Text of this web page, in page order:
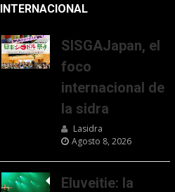
INTERNACIONAL
SISGAJapan, el
foco
internacional de
la sidra
Lasidra
Agosto 8, 2026
Eluveitie: la